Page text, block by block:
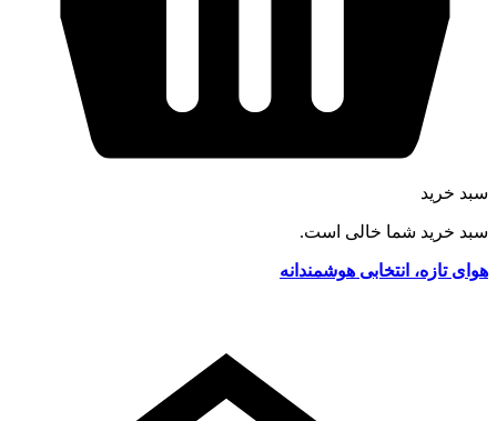
سبد خرید
سبد خرید شما خالی است.
هوای تازه، انتخابی هوشمندانه